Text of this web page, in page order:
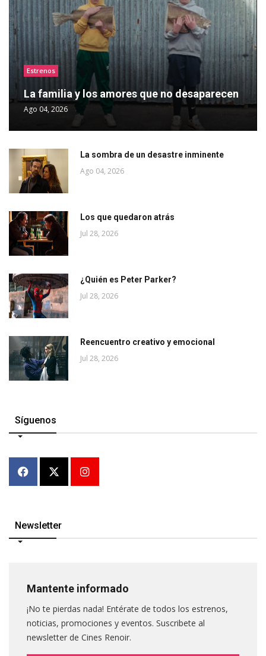
Estrenos
La familia y los amores que no desaparecen
Ago 04, 2026
La sombra de un desastre inminente
Ago 04, 2026
Los que quedaron atrás
Jul 28, 2026
¿Quién es Peter Parker?
Jul 28, 2026
Reencuentro creativo y emocional
Jul 28, 2026
Síguenos
Newsletter
Mantente informado
¡No te pierdas nada! Entérate de todos los estrenos,
noticias, promociones y eventos. Suscribete al
newsletter de Cines Renoir.